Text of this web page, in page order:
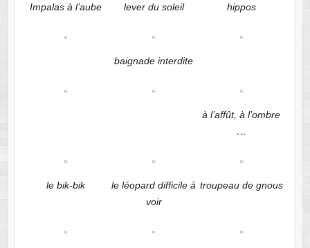
Impalas à l’aube lever du soleil hippos
baignade interdite
à l’affût, à l’ombre
…
le bik-bik
le léopard difficile à
voir
troupeau de gnous